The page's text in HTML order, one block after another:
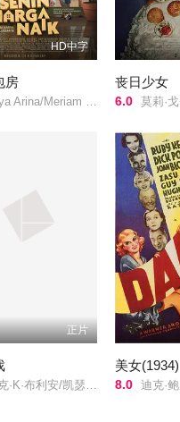
HD中字
房
Arina/Meriam Bellina/
丧日少女
6.0 莫莉·戈登/波利·德雷珀/弗雷德·迈拉麦德/杰姬·霍
正片
Anne/Déry/萨米尔·菲鲁兹/Carolanne/Foucher/艾甜·加罗伊/安布雷·贾布兰/Fayolle/Jean/Jr./Nicolas/Krief/Jacques/L'Heureux/Ève/Landry/朱莉·勒布勒东/阿加莎·勒杜/Simone/Ledoux/索菲·勒图讷尔/弗罗伦斯·布莱恩/Antonin/Mousseau-Rivard/
美女(1934)
8.0 迪克·鲍威尔/